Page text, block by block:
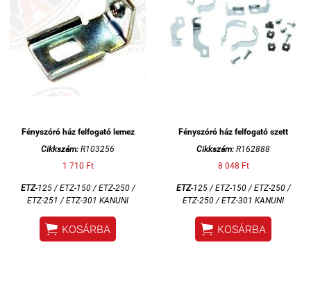
Fényszóró ház felfogató lemez
Cikkszám: R103256
1 710 Ft
ETZ-125 / ETZ-150 / ETZ-250 /
ETZ-251 / ETZ-301 KANUNI
 KOSÁRBA
Fényszóró ház felfogató szett
Cikkszám: R162888
8 048 Ft
ETZ-125 / ETZ-150 / ETZ-250 /
ETZ-250 / ETZ-301 KANUNI
 KOSÁRBA